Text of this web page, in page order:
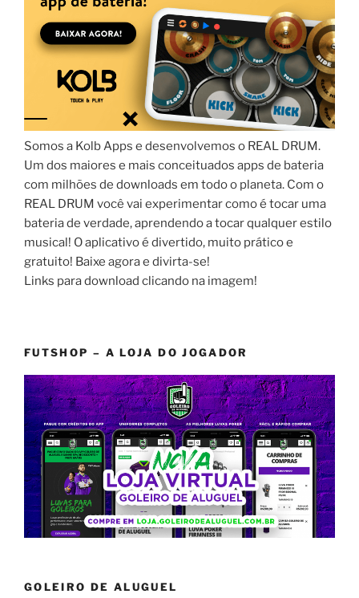
Somos a Kolb Apps e desenvolvemos o REAL DRUM.
Um dos maiores e mais conceituados apps de bateria
com milhões de downloads em todo o planeta. Com o
REAL DRUM você vai experimentar como é tocar uma
bateria de verdade, aprendendo a tocar qualquer estilo
musical! O aplicativo é divertido, muito prático e
gratuito! Baixe agora e divirta-se!
Links para download clicando na imagem!
FUTSHOP – A LOJA DO JOGADOR
GOLEIRO DE ALUGUEL